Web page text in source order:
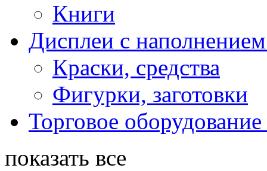
Книги
Дисплеи с
Краски, средства
Фигурки, заготовки
Торговое
показать все